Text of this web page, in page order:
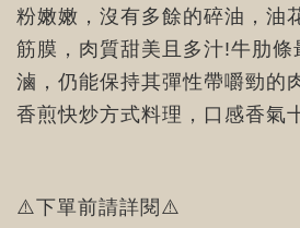
粉嫩嫩，沒有多餘的碎油，油
筋膜，肉質甜美且多汁!牛肋條
滷，仍能保持其彈性帶嚼勁的
香煎快炒方式料理，口感香氣
⚠️下單前請詳閱⚠️